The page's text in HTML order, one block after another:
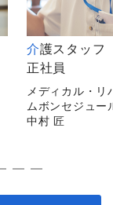
介護スタッフ
非常勤
メディカルホー
逗子
平山 陽子